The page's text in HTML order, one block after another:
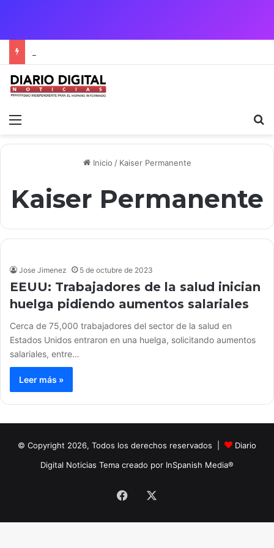
Inicio / Kaiser Permanente
Kaiser Permanente
Jose Jimenez 5 de octubre de 2023
EEUU: Trabajadores de la salud inician
huelga pidiendo aumentos salariales
Cerca de 75,000 trabajadores del sector de la salud en
Estados Unidos entraron en una huelga, solicitando aumentos
salariales, entre…
Leer más »
© Copyright 2026, Todos los derechos reservados |
Diario
Digital Noticias Tema creado por InSpanish Media®
Facebook